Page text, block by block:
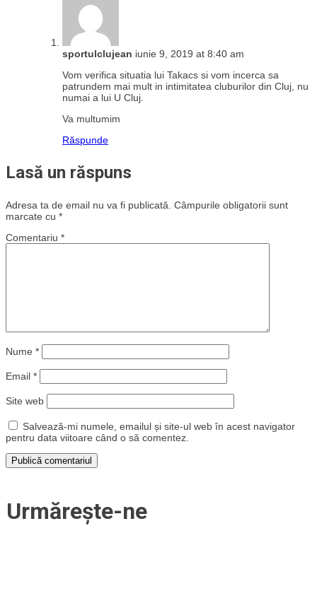
sportulclujean iunie 9, 2019 at 8:40 am
Vom verifica situatia lui Takacs si vom incerca sa
patrundem mai mult in intimitatea cluburilor din Cluj, nu
numai a lui U Cluj.
Va multumim
Răspunde
Lasă un răspuns
Adresa ta de email nu va fi publicată. Câmpurile obligatorii sunt
marcate cu *
Comentariu *
Nume *
Email *
Site web
Salvează-mi numele, emailul și site-ul web în acest navigator
pentru data viitoare când o să comentez.
Urmărește-ne